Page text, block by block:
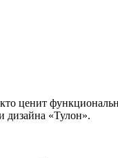
ценит
дизайна «Тулон».